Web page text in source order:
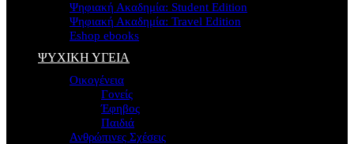
Ψηφιακή Ακαδημία: Student Edition
Ψηφιακή Ακαδημία: Travel Edition
Eshop ebooks
ΨΥΧΙΚΗ ΥΓΕΙΑ
Οικογένεια
Γονείς
Έφηβος
Παιδιά
Ανθρώπινες Σχέσεις